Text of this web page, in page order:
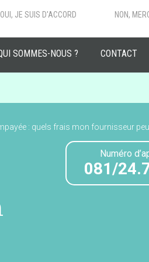
OUI, JE SUIS D'ACCORD NON,
SOMMES-NOUS ? CONTACT
: quels frais mon fournisseur
Numéro
081/